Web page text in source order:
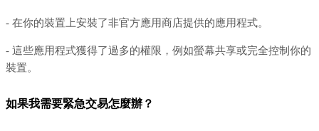
- 在你的裝置上安裝了非官方應用商店提供的應用程式。
- 這些應用程式獲得了過多的權限，例如螢幕共享或完全控制你的
裝置。
如果我需要緊急交易怎麼辦？